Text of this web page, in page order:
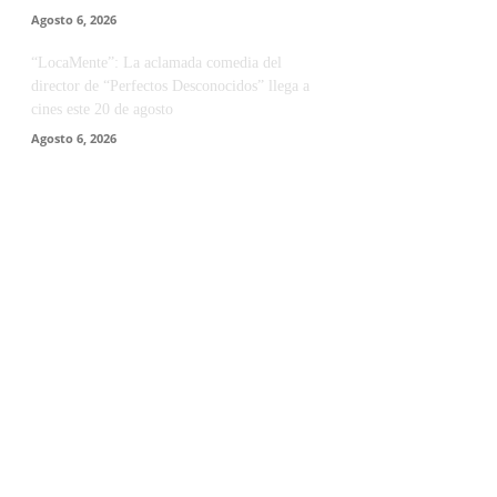
Agosto 6, 2026
“LocaMente”: La aclamada comedia del
director de “Perfectos Desconocidos” llega a
cines este 20 de agosto
Agosto 6, 2026